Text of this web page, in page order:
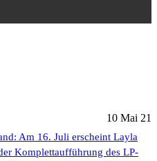
10 Mai 21
Am 16. Juli erscheint Layla
Komplettaufführung des LP-